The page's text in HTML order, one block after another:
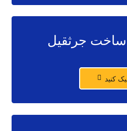
ساخت جرثقیل
کنید